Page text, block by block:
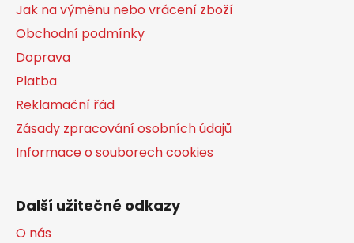
Jak na výměnu nebo vrácení zboží
Obchodní podmínky
Doprava
Platba
Reklamační řád
Zásady zpracování osobních údajů
Informace o souborech cookies
Další užitečné odkazy
O nás